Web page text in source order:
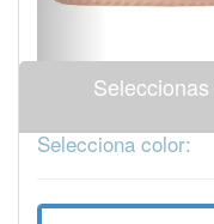
Selecciona color: